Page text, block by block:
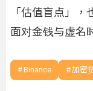
「估值盲点」
面对金钱与虚名
Binance 加密